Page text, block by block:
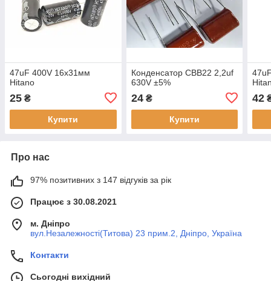
47uF 400V 16х31мм
Hitano
25 ₴
Купити
Конденсатор CBB22 2,2uf
630V ±5%
24₴
Купити
42
Про нас
97% позитивних з 147 відгуків за рік
Працює з 30.08.2021
м. Дніпро
вул.Незалежності(Титова) 23 прим.2, Дніпро, Україна
Контакти
Сьогодні вихідний